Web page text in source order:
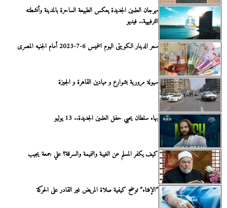
مهرجان العلمين الجديدة يعكس الطبيعة الساحرة بالمدينة وأنشطته
الترفيهية.. فيديو
سعر الدينار الكويتى اليوم الخميس 6-7-2023 أمام الجنيه المصرى
سيولة مرورية بشوارع و ميادين القاهرة و الجيزة
بهاء سلطان يحيي حفل العلمين الجديدة.. 13 يوليو
كيف يكفر المسلم عن الغيبة والنميمة والسرقة؟ علي جمعة يجيب
”الإفتاء” توضح كيفية صلاة المريض غير القادر على الحركة